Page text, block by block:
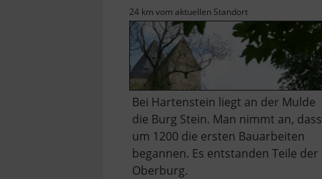
24 km vom aktuellen Standort
Bei Hartenstein liegt an der Mulde
die Burg Stein. Man nimmt an, dass
um 1200 die ersten Bauarbeiten
begannen. Es entstanden Teile der
Oberburg.